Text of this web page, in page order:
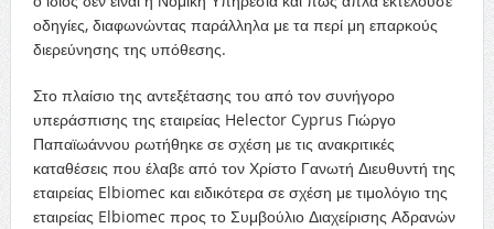
οδηγίες, διαφωνώντας παράλληλα με τα περί μη επαρκούς
διερεύνησης της υπόθεσης.
Στο πλαίσιο της αντεξέτασης του από τον συνήγορο
υπεράσπισης της εταιρείας Helector Cyprus Γιώργο
Παπαϊωάννου ρωτήθηκε σε σχέση με τις ανακριτικές
καταθέσεις που έλαβε από τον Χρίστο Γανωτή Διευθυντή της
εταιρείας Elbiomec και ειδικότερα σε σχέση με τιμολόγιο της
εταιρείας Elbiomec προς το Συμβούλιο Διαχείρισης Αδρανών